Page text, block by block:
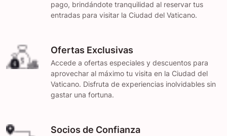
pago, brindándote tranquilidad al reservar tus
entradas para visitar la Ciudad del Vaticano.
Ofertas Exclusivas
Accede a ofertas especiales y descuentos para
aprovechar al máximo tu visita en la Ciudad del
Vaticano. Disfruta de experiencias inolvidables sin
gastar una fortuna.
Socios de Confianza